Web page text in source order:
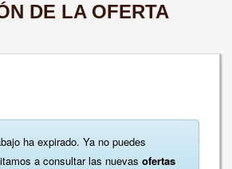
DE LA OFERTA
ha expirado. Ya no puedes
a consultar las nuevas ofertas